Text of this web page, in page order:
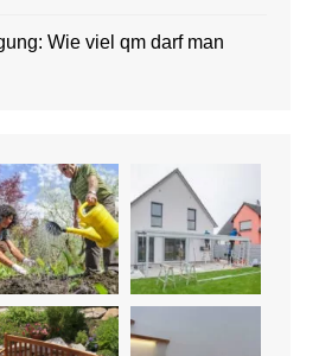
Wie viel qm darf man